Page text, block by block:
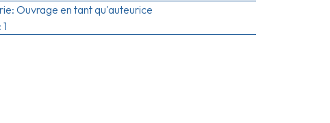
Ouvrage en tant qu'auteurice